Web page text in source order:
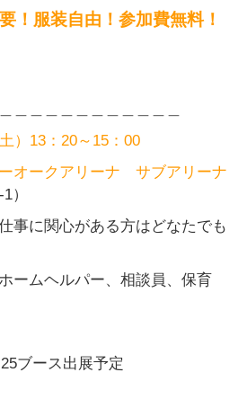
！服装自由！参加費無料！
）13：20～15：00
オークアリーナ サブアリーナ
）
事に関心がある方はどなたでも
ームヘルパー、相談員、保育
ブース出展予定